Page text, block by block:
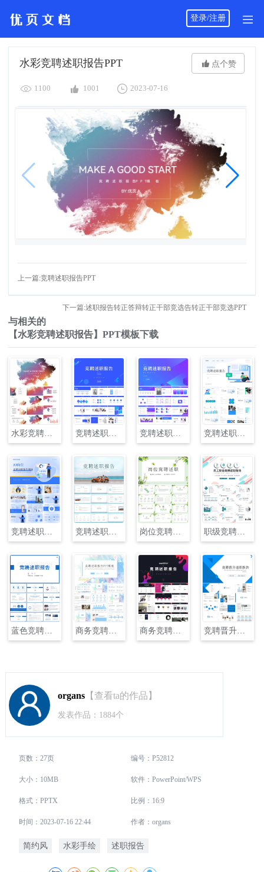
登录/注册
水彩竞聘述职报告PPT  点个赞
 1100  1001  2023-07-16
上一篇:竞聘述职报告PPT
下一篇:述职报告转正答辩转正干部竞选告转正干部竞选PPT
与相关的
【水彩竞聘述职报告】PPT模板下载
水彩竞聘述职报告PPT 竞聘述职报告PPT 竞聘述职报告PPT 竞聘述职报告PPT
竞聘述职报告PPT 竞聘述职报告PPT 岗位竞聘述职报告PPT 职级竞聘述职报告PPT
蓝色竞聘述职报告PPT 商务竞聘述职报告PPT 商务竞聘述职报告PPT
organs【查看ta的作品】
发表作品：1884个
页数：27页 编号：P52812
大小：10MB 软件：PowerPoint/WPS
格式：PPTX 比例：16:9
时间：2023-07-16 22:44 作者：organs
简约风 水彩手绘 述职报告